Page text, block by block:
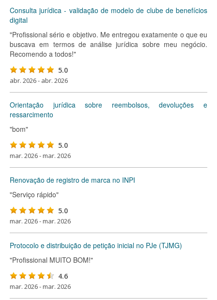
Consulta jurídica - validação de modelo de clube de benefícios
digital
"Profissional sério e objetivo. Me entregou exatamente o que eu
buscava em termos de análise jurídica sobre meu negócio.
Recomendo a todos!"
5.0
abr. 2026 - abr. 2026
Orientação jurídica sobre reembolsos, devoluções e
ressarcimento
"bom"
5.0
mar. 2026 - mar. 2026
Renovação de registro de marca no INPI
"Serviço rápido"
5.0
mar. 2026 - mar. 2026
Protocolo e distribuição de petição inicial no PJe (TJMG)
"Profissional MUITO BOM!"
4.6
mar. 2026 - mar. 2026